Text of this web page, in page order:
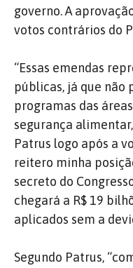
governo. A
votos contrários do
“Essas emendas
públicas, já que não
programas das
segurança
Patrus logo após a
reitero minha
secreto do
chegará a R$ 19
aplicados sem a
Segundo Patrus,